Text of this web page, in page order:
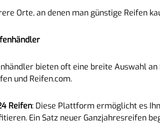
Orte, an denen man günstige Reifen
bieten oft eine breite Auswahl
und Reifen.com.
Reifen: Diese Plattform ermöglicht es
Ein Satz neuer Ganzjahresreifen